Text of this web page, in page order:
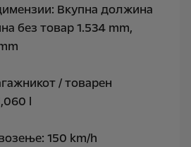
Вкупна должина
без товар 1.534 mm,
/ товарен
l
150 km/h